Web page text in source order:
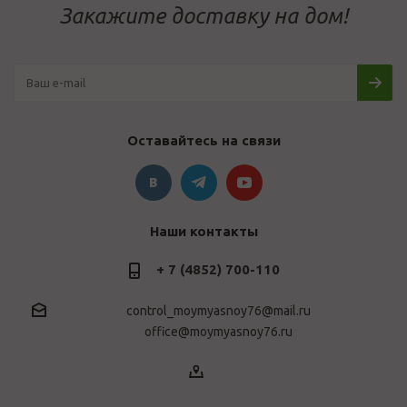
Закажите доставку на дом!
Оставайтесь на связи
Наши контакты
+ 7 (4852) 700-110
control_moymyasnoy76@mail.ru
office@moymyasnoy76.ru